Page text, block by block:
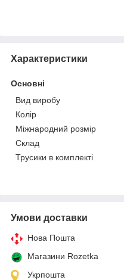
Характеристики
Основні
Вид виробу
Колір
Міжнародний розмір
Склад
Трусики в комплекті
Умови доставки
Нова Пошта
Магазини Rozetka
Укрпошта